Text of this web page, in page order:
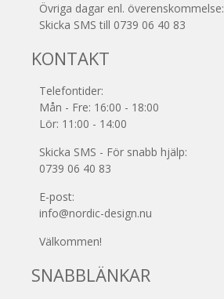
Övriga dagar enl. överenskommelse:
Skicka SMS till 0739 06 40 83
KONTAKT
Telefontider:
Mån - Fre: 16:00 - 18:00
Lör: 11:00 - 14:00
Skicka SMS - För snabb hjälp:
0739 06 40 83
E-post:
info@nordic-design.nu
Välkommen!
SNABBLÄNKAR